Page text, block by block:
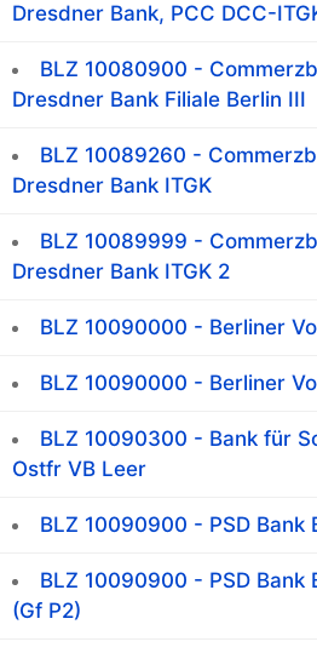
Dresdner Bank, PCC DCC-
BLZ 10080900 -
Dresdner Bank Filiale Berlin III
BLZ 10089260 -
Dresdner Bank ITGK
BLZ 10089999 -
Dresdner Bank ITGK 2
BLZ 10090000 - Berliner
BLZ 10090000 - Berliner
BLZ 10090300 - Bank für
Ostfr VB Leer
BLZ 10090900 - PSD Bank
BLZ 10090900 - PSD Bank
(Gf P2)